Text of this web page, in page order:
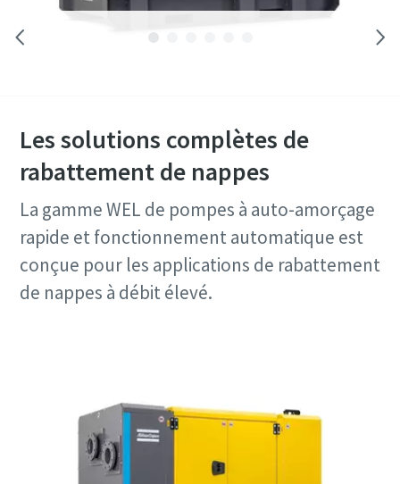
Les solutions complètes de
rabattement de nappes
La gamme WEL de pompes à auto-amorçage
rapide et fonctionnement automatique est
conçue pour les applications de rabattement
de nappes à débit élevé.